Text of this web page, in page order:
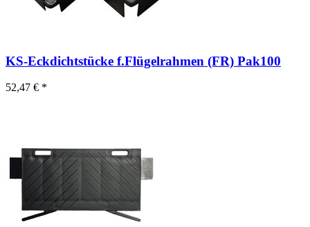
KS-Eckdichtstücke f.Flügelrahmen (FR) Pak100
52,47 € *